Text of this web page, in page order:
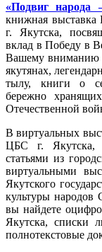
«Подвиг народа
книжная выставка
г. Якутска,
вклад в Победу в
Вашему вниманию
якутянах,
тылу, книги о
бережно
Отечественной
В виртуальных
ЦБС г. Якутска,
статьями из
виртуальными
Якутского
культуры народов
вы найдете
Якутска, списки
полнотекстовые